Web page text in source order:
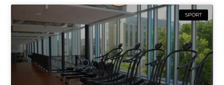
SPORT